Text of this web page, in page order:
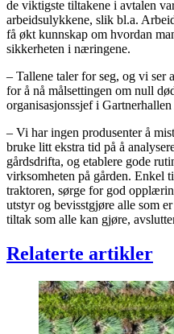
de viktigste tiltakene i avtalen
arbeidsulykkene, slik bl.a.
få økt kunnskap om hvordan
sikkerheten i næringene.
– Tallene taler for seg, og vi ser
for å nå målsettingen om null
organisasjonssjef i
– Vi har ingen produsenter å
bruke litt ekstra tid på å
gårdsdrifta, og etablere gode
virksomheten på gården. Enkel
traktoren, sørge for god
utstyr og bevisstgjøre alle som
tiltak som alle kan gjøre,
Relaterte artikler